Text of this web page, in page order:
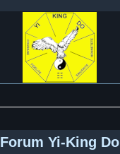
Forum Yi-King Do